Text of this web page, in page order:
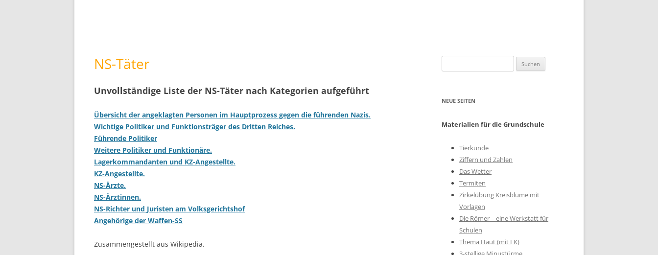
NS-Täter
Unvollständige Liste der NS-Täter nach Kategorien aufgeführt
Übersicht der angeklagten Personen im Hauptprozess gegen die führenden Nazis.
Wichtige Politiker und Funktionsträger des Dritten Reiches.
Führende Politiker
Weitere Politiker und Funktionäre.
Lagerkommandanten und KZ-Angestellte.
KZ-Angestellte.
NS-Ärzte.
NS-Ärztinnen.
NS-Richter und Juristen am Volksgerichtshof
Angehörige der Waffen-SS
Zusammengestellt aus Wikipedia.
nach:
NEUE SEITEN
Materialien für die Grundschule
Tierkunde
Ziffern und Zahlen
Das Wetter
Termiten
Zirkelübung Kreisblume mit
Vorlagen
Die Römer – eine Werkstatt für
Schulen
Thema Haut (mit LK)